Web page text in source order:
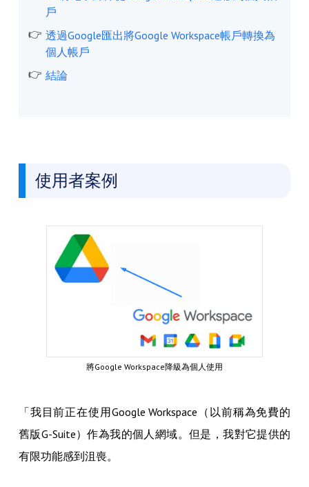
戶
透過Google匯出將Google Workspace帳戶轉換為
個人帳戶
結論
使用者案例
將Google Workspace降級為個人使用
「我目前正在使用Google Workspace（以前稱為免費的
舊版G-Suite）作為我的個人網域。但是，我對它提供的
有限功能感到沮喪。